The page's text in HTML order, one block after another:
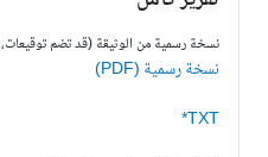
نسخة رسمية من الوثيقة (قد تضم توقيعات، الخ)
نسخة رسمية (PDF)
TXT*